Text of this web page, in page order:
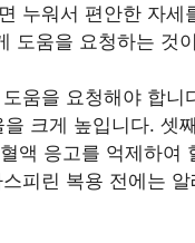
누워서 편안한 자세
도움을 요청하는 것
움을 요청해야 합니
크게 높입니다. 셋
액 응고를 억제하여
피린 복용 전에는 알